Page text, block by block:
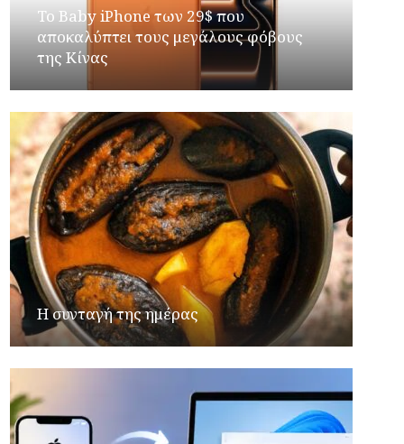
Το Baby iPhone των 29$ που
αποκαλύπτει τους μεγάλους φόβους
της Κίνας
Η συνταγή της ημέρας